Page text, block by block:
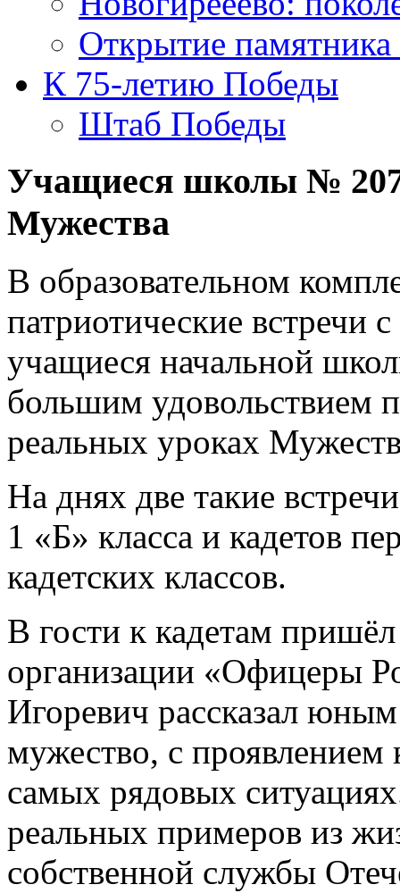
Открытие памятника
К 75-летию Победы
Штаб Победы
Учащиеся школы №
Мужества
В образовательном
патриотические
учащиеся начальной
большим удовольствием
реальных уроках
На днях две такие
1 «Б» класса и кадетов
кадетских классов.
В гости к кадетам
организации «Офицеры
Игоревич рассказал
мужество, с проявлением
самых рядовых
реальных примеров из
собственной службы